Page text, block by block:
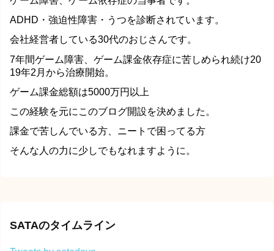
ADHD・強迫性障害・うつを診断されています。
会社経営者している30代のおじさんです。
7年間ゲーム障害、ゲーム課金依存症に苦しめられ続け20
19年2月から治療開始。
ゲーム課金総額は5000万円以上
この経験を元にこのブログ開設を決めました。
課金で苦しんでいる方、ニートで困ってる方
そんな人の力に少しでもなれますように。
SATAのタイムライン